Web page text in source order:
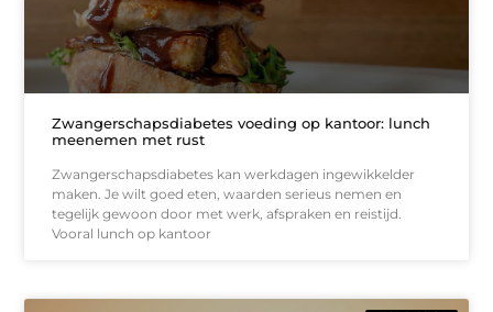
Zwangerschapsdiabetes voeding op kantoor: lunch
meenemen met rust
Zwangerschapsdiabetes kan werkdagen ingewikkelder
maken. Je wilt goed eten, waarden serieus nemen en
tegelijk gewoon door met werk, afspraken en reistijd.
Vooral lunch op kantoor